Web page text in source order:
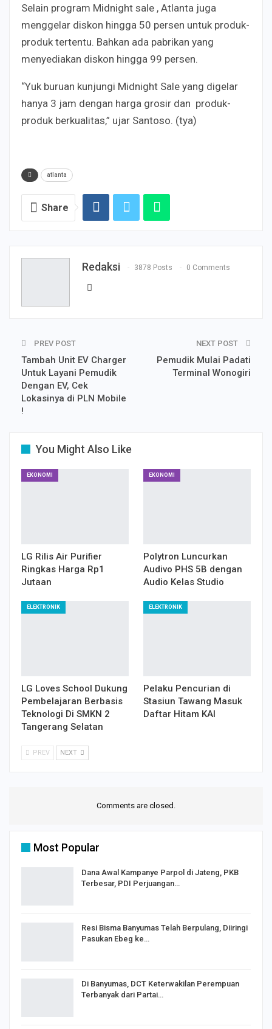
Selain program Midnight sale , Atlanta juga
menggelar diskon hingga 50 persen untuk produk-
produk tertentu. Bahkan ada pabrikan yang
menyediakan diskon hingga 99 persen.
“Yuk buruan kunjungi Midnight Sale yang digelar
hanya 3 jam dengan harga grosir dan produk-
produk berkualitas,” ujar Santoso. (tya)
atlanta
Share
Redaksi 3878 Posts 0 Comments
PREV POST
Tambah Unit EV Charger
Untuk Layani Pemudik
Dengan EV, Cek
Lokasinya di PLN Mobile
!
NEXT POST
Pemudik Mulai Padati
Terminal Wonogiri
You Might Also Like
EKONOMI
LG Rilis Air Purifier
Ringkas Harga Rp1
Jutaan
EKONOMI
Polytron Luncurkan
Audivo PHS 5B dengan
Audio Kelas Studio
ELEKTRONIK
LG Loves School Dukung
Pembelajaran Berbasis
Teknologi Di SMKN 2
Tangerang Selatan
ELEKTRONIK
Pelaku Pencurian di
Stasiun Tawang Masuk
Daftar Hitam KAI
PREV NEXT
Comments are closed.
Most Popular
Dana Awal Kampanye Parpol di Jateng, PKB
Terbesar, PDI Perjuangan…
Resi Bisma Banyumas Telah Berpulang, Diiringi
Pasukan Ebeg ke…
Di Banyumas, DCT Keterwakilan Perempuan
Terbanyak dari Partai…